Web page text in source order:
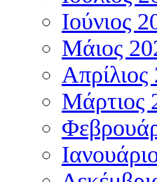
Ιούνιος
Μάιος
Μάρτιος